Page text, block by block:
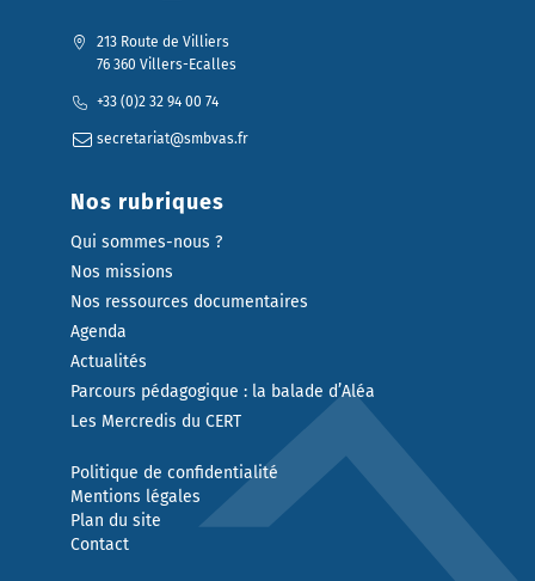
213 Route de Villiers
76 360 Villers-Ecalles
+33 (0)2 32 94 00 74
secretariat@smbvas.fr
Nos rubriques
Qui sommes-nous ?
Nos missions
Nos ressources documentaires
Agenda
Actualités
Parcours pédagogique : la balade d’Aléa
Les Mercredis du CERT
Politique de confidentialité
Mentions légales
Plan du site
Contact